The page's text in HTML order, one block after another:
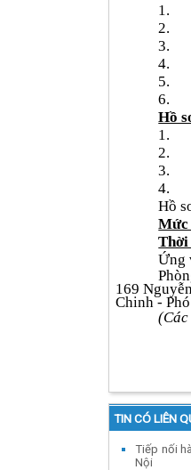
1.
2.
3.
4.
5.
6.
Hồ
1.
2.
3.
4.
Hồ
Mức
Thời
Ứng
169
Chinh -
TIN CÓ LIÊN
Tiếp nối
Nội